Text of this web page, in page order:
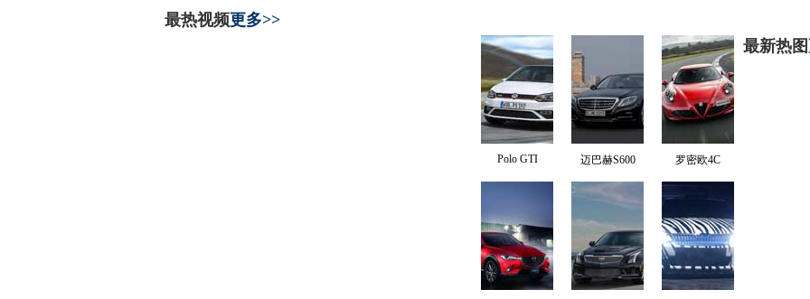
最热视频更多>>
Polo GTI 迈巴赫S600 罗密欧4C
最新热图